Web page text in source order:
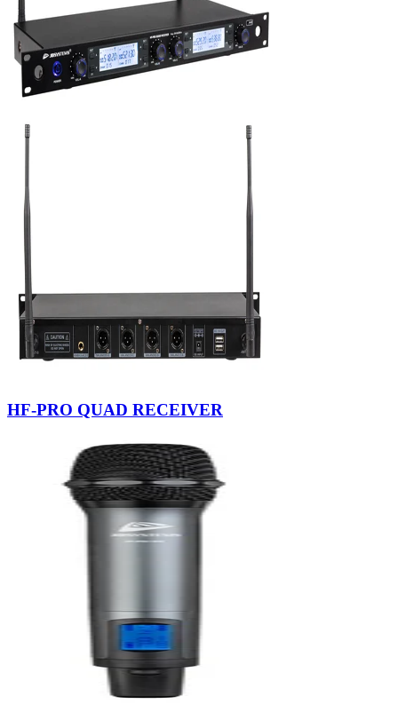
HF-PRO QUAD RECEIVER